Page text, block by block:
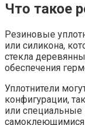
Что такое
Резиновые
или силикона,
стекла
обеспечения
Уплотнители
конфигурации,
или
самоклеющимися